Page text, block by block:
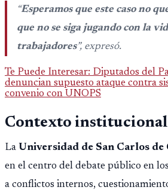
“Esperamos que este caso no
que no se siga jugando con la
trabajadores”, expresó.
Te Puede Interesar: Diputados del
denuncian supuesto ataque contra
convenio con UNOPS
Contexto institucional
La Universidad de San Carlos de
en el centro del debate público en
a conflictos internos,